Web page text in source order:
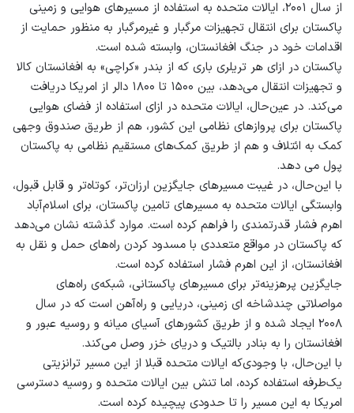
از سال ۲۰۰۱، ایالات متحده به استفاده از مسیرهای هوایی و زمینی
پاکستان برای انتقال تجهیزات مرگبار و غیرمرگبار به‌ منظور حمایت از
اقدامات خود در جنگ افغانستان، وابسته شده است.
پاکستان در ازای هر تریلری باری که از بندر «کراچی» به افغانستان کالا
و تجهیزات انتقال می‌دهد، بین ۱۵۰۰ تا ۱۸۰۰ دالر از امریکا دریافت
می‌کند. در عین‌حال، ایالات متحده در ازای استفاده از فضای هوایی
پاکستان برای پروازهای نظامی این کشور، هم از طریق صندوق وجهی
کمک به ائتلاف و هم از طریق کمک‌های مستقیم نظامی به پاکستان
پول می دهد.
با این‌حال، در غیبت مسیرهای جایگزین ارزان‌تر، کوتاه‌تر و قابل قبول،
وابستگی ایالات متحده به مسیرهای تامین پاکستان، برای اسلام‌آباد
اهرم فشار قدرتمندی را فراهم کرده است. موارد گذشته نشان می‌دهد
که پاکستان در مواقع متعددی با مسدود کردن راه‌های حمل‌ و نقل به
افغانستان، از این اهرم فشار استفاده کرده است.
جایگزین پرهزینه‌تر برای مسیرهای پاکستانی، شبکه‌ی راه‌های
مواصلاتی چندشاخه‌ ای زمینی، دریایی و راه‌آهن است که در سال
۲۰۰۸ ایجاد شده و از طریق کشورهای آسیای میانه و روسیه عبور و
افغانستان را به بنادر بالتیک و دریای خزر وصل می‌کند.
با این‌حال، با وجودی‌که ایالات متحده قبلا از این مسیر ترانزیتی
یک‌طرفه استفاده کرده، اما تنش‌ بین ایالات متحده و روسیه دسترسی
امریکا به این مسیر را تا حدودی پیچیده کرده است.